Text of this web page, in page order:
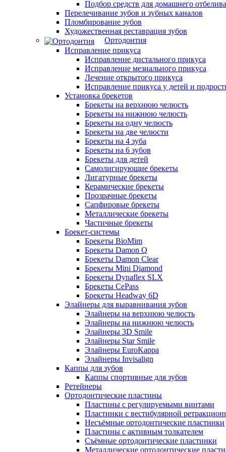
Подбор средств для домашнего
Перелечивание зубов и зубных каналов
Пломбирование зубов
Художественная реставрация зубов
Ортодонтия
Исправление прикуса
Исправление дистального прикуса
Исправление мезиального прикуса
Лечение открытого прикуса
Исправление прикуса у детей и
Установка брекетов
Брекеты на верхнюю челюсть
Брекеты на нижнюю челюсть
Брекеты на одну челюсть
Брекеты на две челюсти
Брекеты на 4 зуба
Брекеты на 6 зубов
Брекеты для детей
Самолигирующие брекеты
Лигатурные брекеты
Керамические брекеты
Прозрачные брекеты
Сапфировые брекеты
Металлические брекеты
Частичные брекеты
Брекет-системы
Брекеты BioMim
Брекеты Damon Q
Брекеты Damon Clear
Брекеты Mini Diamond
Брекеты Dynaflex SLX
Брекеты CePass
Брекеты Headway 6D
Элайнеры для выравнивания зубов
Элайнеры на верхнюю челюсть
Элайнеры на нижнюю челюсть
Элайнеры 3D Smile
Элайнеры Star Smile
Элайнеры EuroKappa
Элайнеры Invisalign
Каппы для зубов
Каппы спортивные для зубов
Ретейнеры
Ортодонтические пластины
Пластины с регулируемыми винтами
Пластинки с вестибулярной
Несъёмные ортодонтические пластинки
Пластины с активным толкателем
Съёмные ортодонтические пластинки
Металлические ортодонтические